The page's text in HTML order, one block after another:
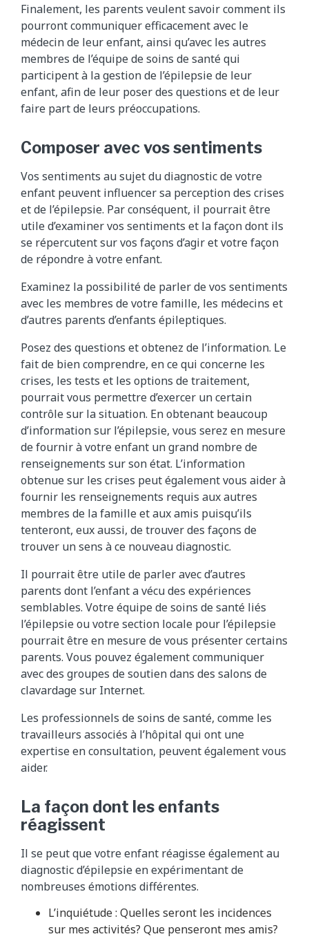
Finalement, les parents veulent savoir comment ils
pourront communiquer efficacement avec le
médecin de leur enfant, ainsi qu’avec les autres
membres de l’équipe de soins de santé qui
participent à la gestion de l’épilepsie de leur
enfant, afin de leur poser des questions et de leur
faire part de leurs préoccupations.
Composer avec vos sentiments
Vos sentiments au sujet du diagnostic de votre
enfant peuvent influencer sa perception des crises
et de l’épilepsie. Par conséquent, il pourrait être
utile d’examiner vos sentiments et la façon dont ils
se répercutent sur vos façons d’agir et votre façon
de répondre à votre enfant.
Examinez la possibilité de parler de vos sentiments
avec les membres de votre famille, les médecins et
d’autres parents d’enfants épileptiques.
Posez des questions et obtenez de l’information. Le
fait de bien comprendre, en ce qui concerne les
crises, les tests et les options de traitement,
pourrait vous permettre d’exercer un certain
contrôle sur la situation. En obtenant beaucoup
d’information sur l’épilepsie, vous serez en mesure
de fournir à votre enfant un grand nombre de
renseignements sur son état. L’information
obtenue sur les crises peut également vous aider à
fournir les renseignements requis aux autres
membres de la famille et aux amis puisqu’ils
tenteront, eux aussi, de trouver des façons de
trouver un sens à ce nouveau diagnostic.
Il pourrait être utile de parler avec d’autres
parents dont l’enfant a vécu des expériences
semblables. Votre équipe de soins de santé liés
l’épilepsie ou votre section locale pour l’épilepsie
pourrait être en mesure de vous présenter certains
parents. Vous pouvez également communiquer
avec des groupes de soutien dans des salons de
clavardage sur Internet.
Les professionnels de soins de santé, comme les
travailleurs associés à l’hôpital qui ont une
expertise en consultation, peuvent également vous
aider.
La façon dont les enfants
réagissent
Il se peut que votre enfant réagisse également au
diagnostic d’épilepsie en expérimentant de
nombreuses émotions différentes.
L’inquiétude : Quelles seront les incidences
sur mes activités? Que penseront mes amis?